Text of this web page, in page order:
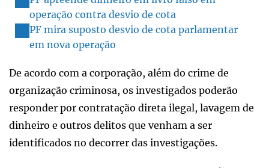
operação contra desvio de cota
PF mira suposto desvio de cota parlamentar
em nova operação
De acordo com a corporação, além do crime de
organização criminosa, os investigados poderão
responder por contratação direta ilegal, lavagem de
dinheiro e outros delitos que venham a ser
identificados no decorrer das investigações.